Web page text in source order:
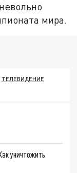
мира.
ТЕЛЕВИДЕНИЕ
уничтожить